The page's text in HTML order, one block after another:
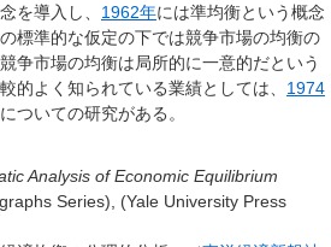
を導入し、 1962年には準均衡という概念
標準的な仮定の下では競争市場の均衡の
争市場の均衡は局所的に一意的だという
的よく知られている業績としては、 1974
ついての研究がある。
Analysis of Economic Equilibrium
Series), (Yale University Press